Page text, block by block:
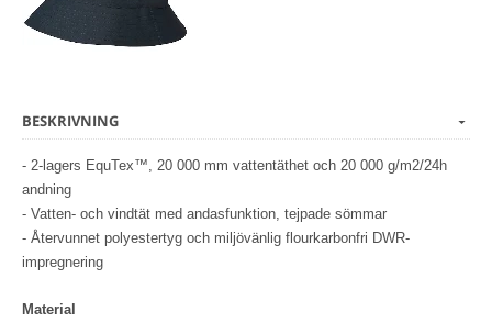
BESKRIVNING
- 2-lagers EquTex™, 20 000 mm vattentäthet och 20 000 g/m2/24h
andning
- Vatten- och vindtät med andasfunktion, tejpade sömmar
- Återvunnet polyestertyg och miljövänlig flourkarbonfri DWR-
impregnering
Material